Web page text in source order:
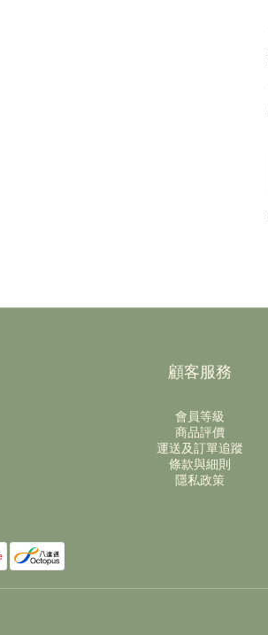
顧客服務
會員等級
商品評價
運送及訂單追蹤
條款與細則
隱私政策